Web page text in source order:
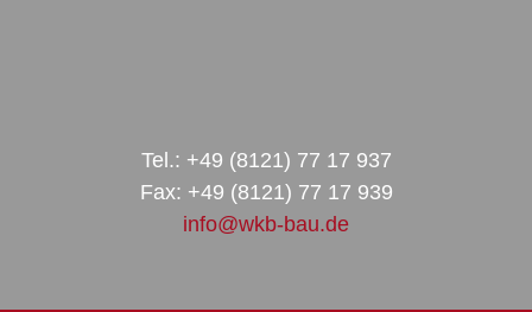
Tel.: +49 (8121) 77 17 937
Fax: +49 (8121) 77 17 939
info@wkb-bau.de